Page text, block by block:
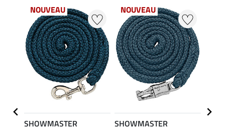
NOUVEAU
SHOWMASTER
NOUVEAU
SHOWMASTER